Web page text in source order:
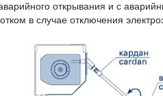
открывания и с
в случае отключения